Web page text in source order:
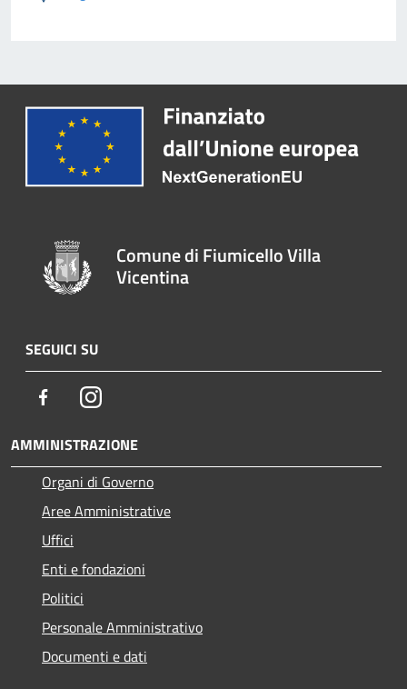
Comune di Fiumicello Villa
Vicentina
SEGUICI SU
FacebookInstagram
AMMINISTRAZIONE
Organi di Governo
Aree Amministrative
Uffici
Enti e fondazioni
Politici
Personale Amministrativo
Documenti e dati